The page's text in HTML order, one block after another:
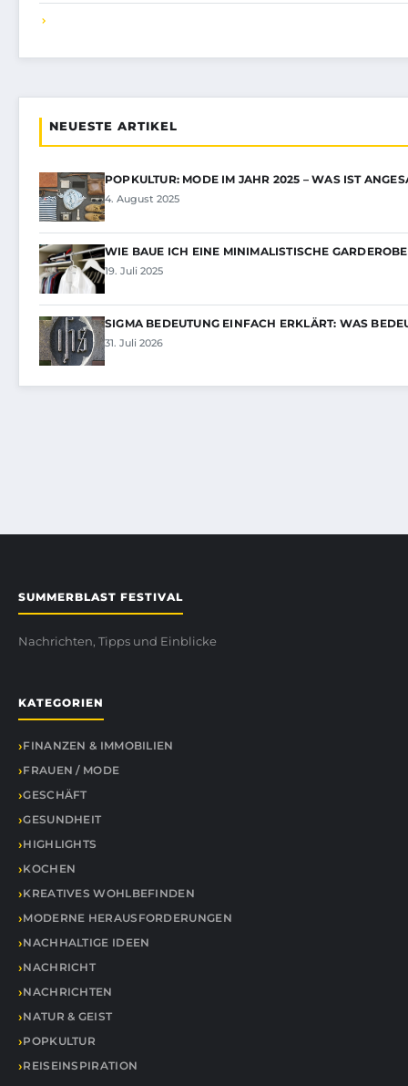
NEUESTE ARTIKEL
POPKULTUR: MODE IM JAHR 2025 – WAS IST
4. August 2025
WIE BAUE ICH EINE MINIMALISTISCHE
19. Juli 2025
SIGMA BEDEUTUNG EINFACH ERKLÄRT: WAS
31. Juli 2026
SUMMERBLAST FESTIVAL
Nachrichten, Tipps und Einblicke
KATEGORIEN
FINANZEN & IMMOBILIEN
FRAUEN / MODE
GESCHÄFT
GESUNDHEIT
HIGHLIGHTS
KOCHEN
KREATIVES WOHLBEFINDEN
MODERNE HERAUSFORDERUNGEN
NACHHALTIGE IDEEN
NACHRICHT
NACHRICHTEN
NATUR & GEIST
POPKULTUR
REISEINSPIRATION